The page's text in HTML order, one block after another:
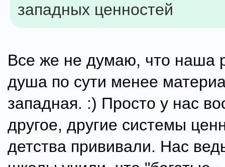
западных ценностей
Все же не думаю, что наша
душа по сути менее
западная. :) Просто у нас
другое, другие системы
детства прививали. Нас